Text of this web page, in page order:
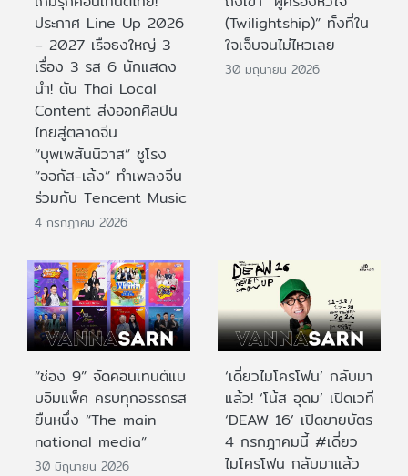
ประกาศ Line Up 2026
– 2027 เรือธงใหญ่ 3
เรื่อง 3 รส 6 นักแสดง
นำ! ดัน Thai Local
Content ส่งออกศิลปิน
ไทยสู่ตลาดจีน
“บุพเพสันนิวาส” ชูโรง
“ออกัส-เล้ง” ทำเพลงจีน
ร่วมกับ Tencent Music
4 กรกฎาคม 2026
(Twilightship)” ทั้งที่ใน
ใจเจ็บจนไม่ไหวเลย
30 มิถุนายน 2026
“ช่อง 9” จัดคอนเทนต์แบ
บอิมแพ็ค ครบทุกอรรถรส
ยืนหนึ่ง “The main
national media”
30 มิถุนายน 2026
‘เดี่ยวไมโครโฟน’ กลับมา
แล้ว! ‘โน้ส อุดม’ เปิดเวที
‘DEAW 16’ เปิดขายบัตร
4 กรกฎาคมนี้ #เดี่ยว
ไมโครโฟน กลับมาแล้ว